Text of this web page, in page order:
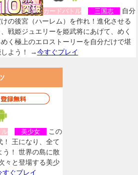
カードバトル 三国志
自分
けの後宮（ハーレム）を作れ！進化させる
、戦姫ジュエリーを姫武将にあげて、めく
めく極上のエロストーリーを自分だけで堪
しよう！ →今すぐプレイ
ル 美少女
この
！ 王になり、全て
う！ 世界の島に散
々と登場する美少
すぐプレイ